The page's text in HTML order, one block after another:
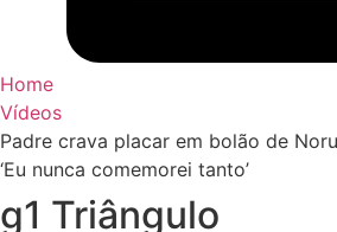
Home
Vídeos
Padre crava placar em bolão de
‘Eu nunca comemorei tanto’
g1 Triângulo